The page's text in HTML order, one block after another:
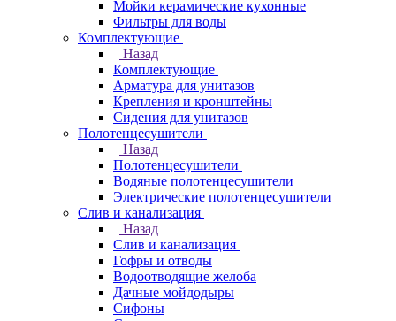
Мойки керамические кухонные
Фильтры для воды
Комплектующие
Назад
Комплектующие
Арматура для унитазов
Крепления и кронштейны
Сидения для унитазов
Полотенцесушители
Назад
Полотенцесушители
Водяные полотенцесушители
Электрические полотенцесушители
Слив и канализация
Назад
Слив и канализация
Гофры и отводы
Водоотводящие желоба
Дачные мойдодыры
Сифоны